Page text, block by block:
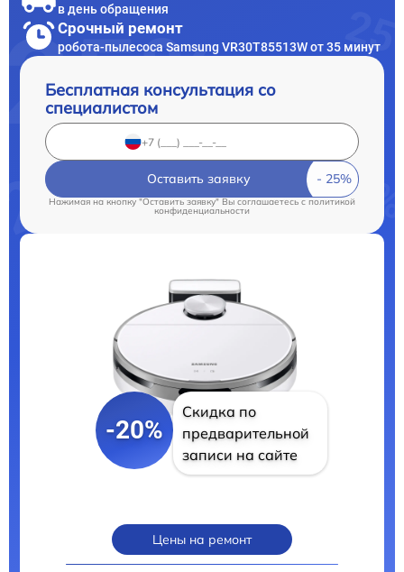
в день обращения
Срочный ремонт
робота-пылесоса Samsung VR30T85513W от 35 минут
Бесплатная консультация со
специалистом
Оставить заявку
Нажимая на кнопку "Оставить заявку" Вы соглашаетесь c политикой
конфиденциальности
-20%
Скидка по
предварительной
записи на сайте
Цены на ремонт